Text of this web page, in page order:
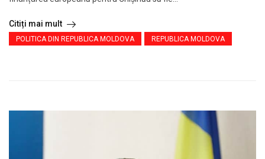
Citiți mai mult
POLITICA DIN REPUBLICA MOLDOVA REPUBLICA MOLDOVA